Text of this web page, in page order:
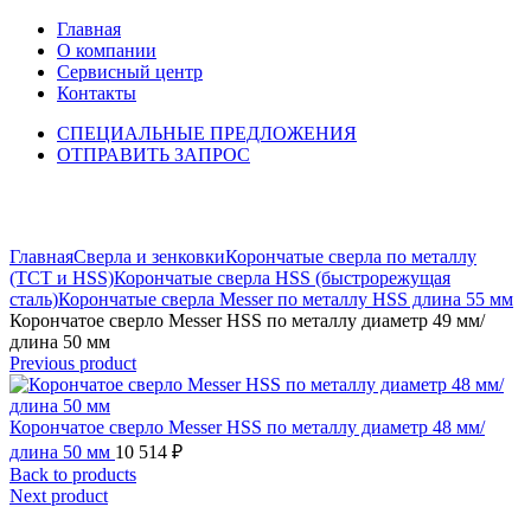
Главная
О компании
Сервисный центр
Контакты
СПЕЦИАЛЬНЫЕ ПРЕДЛОЖЕНИЯ
ОТПРАВИТЬ ЗАПРОС
ГлавнаяСверла и зенковкиКорончатые сверла по металлу
(TCT и HSS)Корончатые сверла HSS (быстрорежущая
сталь)Корончатые сверла Messer по металлу HSS длина 55 мм
Корончатое сверло Messer HSS по металлу диаметр 49 мм/
длина 50 мм
Previous product
Корончатое сверло Messer HSS по металлу диаметр 48 мм/
длина 50 мм 10 514 ₽
Back to products
Next product